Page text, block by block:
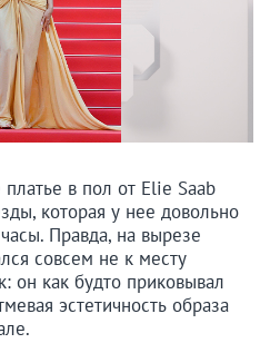
в пол от Elie Saab
которая у нее довольно
Правда, на вырезе
совсем не к месту
он как будто приковывал
эстетичность образа